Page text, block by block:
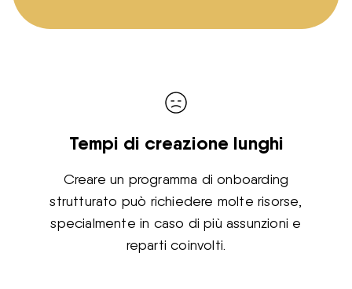
Tempi di creazione lunghi
Creare un programma di onboarding
strutturato può richiedere molte risorse,
specialmente in caso di più assunzioni e
reparti coinvolti.